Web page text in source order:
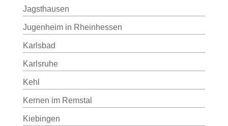
Jagsthausen
Jugenheim in Rheinhessen
Karlsbad
Karlsruhe
Kehl
Kernen im Remstal
Kiebingen